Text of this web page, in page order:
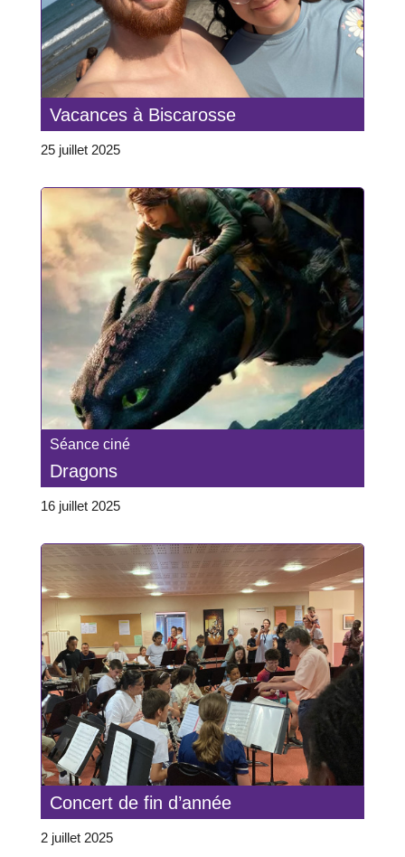
Vacances à Biscarosse
25 juillet 2025
Séance ciné
Dragons
16 juillet 2025
Concert de fin d’année
2 juillet 2025